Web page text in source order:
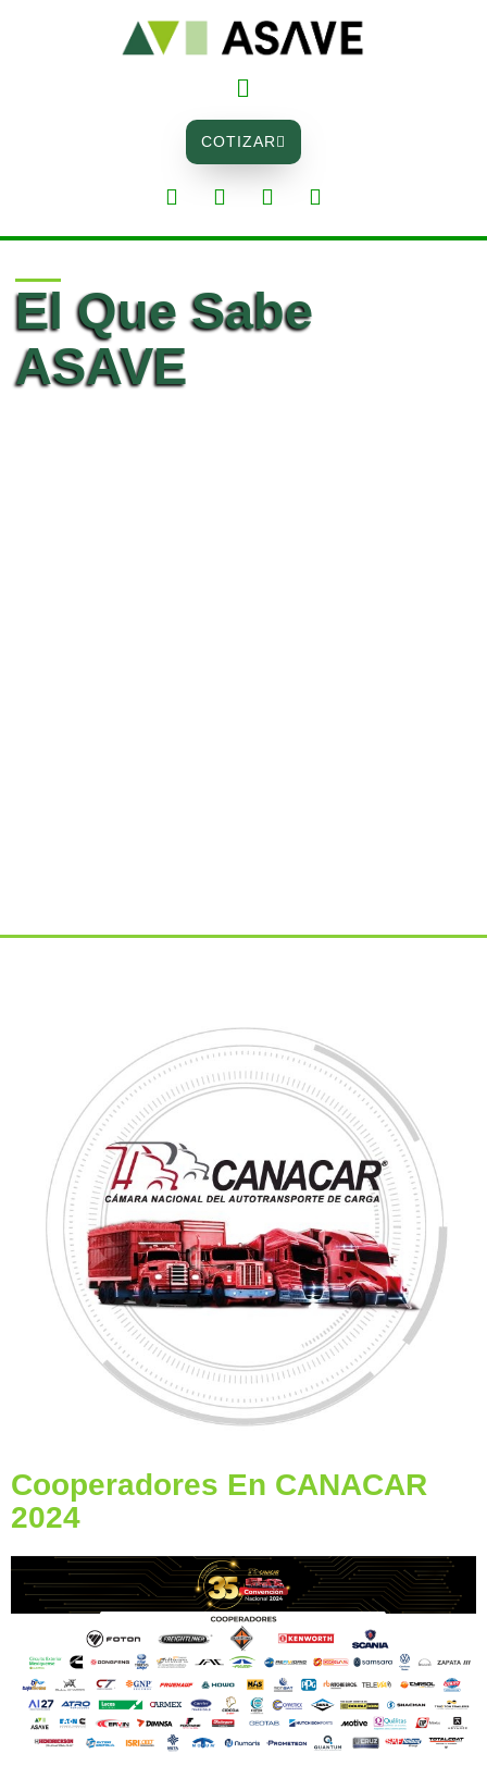
COTIZAR
El Que Sabe
ASAVE
Cooperadores En CANACAR
2024